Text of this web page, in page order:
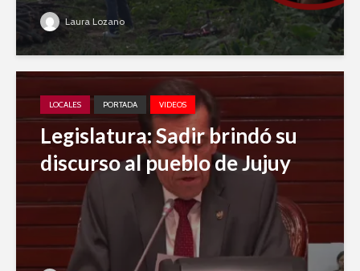
Laura Lozano
LOCALES PORTADA VIDEOS
Legislatura: Sadir brindó su
discurso al pueblo de Jujuy